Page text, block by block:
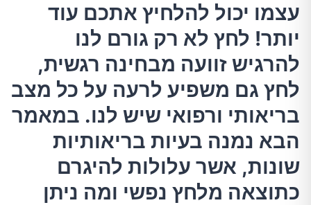
להרגיש זוועה מבחינה רגשית, לחץ גם משפיע
לרעה על כל מצב בריאותי ורפואי שיש לנו. במאמר
הבא נמנה בעיות בריאותיות שונות, אשר עלולות
להיגרם כתוצאה מלחץ נפשי ומה ניתן לעשות.
1.מחלת לב
2.אסתמה
3.השמנה
עצמו יכול להלחיץ אתכם עוד
יותר! לחץ לא רק גורם לנו
להרגיש זוועה מבחינה רגשית,
לחץ גם משפיע לרעה על כל מצב
בריאותי ורפואי שיש לנו. במאמר
הבא נמנה בעיות בריאותיות
שונות, אשר עלולות להיגרם
כתוצאה מלחץ נפשי ומה ניתן